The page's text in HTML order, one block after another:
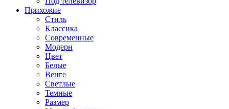
Прихожие
Стиль
Классика
Современные
Модерн
Цвет
Белые
Венге
Светлые
Темные
Размер